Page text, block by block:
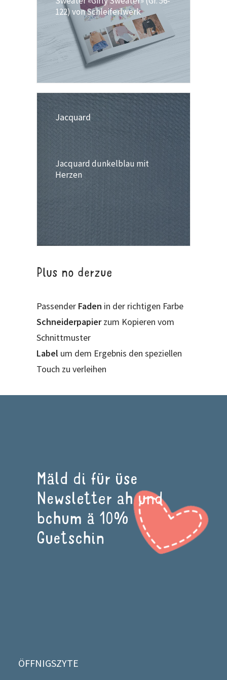
122) von Schleiferlwerk
Jacquard
Jacquard dunkelblau mit
Herzen
Plus no derzue
Passender Faden in der richtigen Farbe
Schneiderpapierzum Kopieren vom
Schnittmuster
Label um dem Ergebnis den speziellen
Touch zu verleihen
Mäld di für üse
Newsletter ah und
bchum ä 10%
Guetschin
ÖFFNIGSZYTE